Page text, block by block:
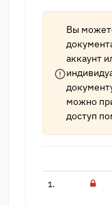
Вы
аккаунт
можно
доступ
1.